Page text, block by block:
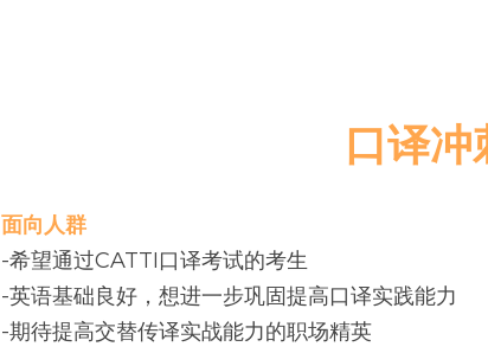
口译冲
面向人群
-希望通过CATTI口译考试的考生
-英语基础良好，想进一步巩固提高口译实践能力
-期待提高交替传译实战能力的职场精英